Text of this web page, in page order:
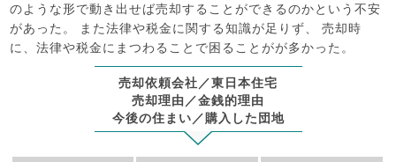
のような形で動き出せば売却することができるのかという不安
があった。 また法律や税金に関する知識が足りず、 売却時
に、法律や税金にまつわることで困ることがが多かった。
売却依頼会社／東日本住宅
売却理由／金銭的理由
今後の住まい／購入した団地